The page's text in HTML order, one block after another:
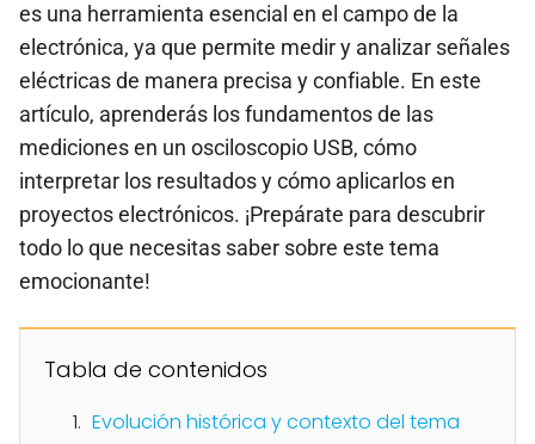
es una herramienta esencial en el campo de la
electrónica, ya que permite medir y analizar señales
eléctricas de manera precisa y confiable. En este
artículo, aprenderás los fundamentos de las
mediciones en un osciloscopio USB, cómo
interpretar los resultados y cómo aplicarlos en
proyectos electrónicos. ¡Prepárate para descubrir
todo lo que necesitas saber sobre este tema
emocionante!
Tabla de contenidos
Evolución histórica y contexto del tema